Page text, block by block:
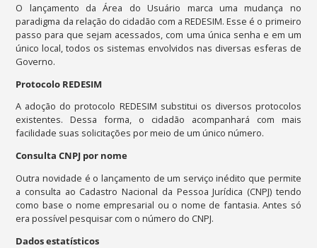
O lançamento da Área do Usuário marca uma mudança no
paradigma da relação do cidadão com a REDESIM. Esse é o primeiro
passo para que sejam acessados, com uma única senha e em um
único local, todos os sistemas envolvidos nas diversas esferas de
Governo.
Protocolo REDESIM
A adoção do protocolo REDESIM substitui os diversos protocolos
existentes. Dessa forma, o cidadão acompanhará com mais
facilidade suas solicitações por meio de um único número.
Consulta CNPJ por nome
Outra novidade é o lançamento de um serviço inédito que permite
a consulta ao Cadastro Nacional da Pessoa Jurídica (CNPJ) tendo
como base o nome empresarial ou o nome de fantasia. Antes só
era possível pesquisar com o número do CNPJ.
Dados estatísticos